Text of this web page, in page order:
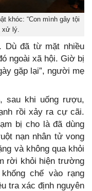
khóc: “Con mình gây tội
xử lý.
Dù đã từ mặt nhiều
ngoài xã hội. Giờ bị
gặp lại”, người mẹ
sau khi uống rượu,
rồi xảy ra cự cãi.
bị cho là đã dùng
nạn nhân tử vong
và không qua khỏi
rời khỏi hiện trường
chế vào rạng
tra xác định nguyên